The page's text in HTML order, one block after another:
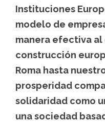
Instituciones
modelo de
manera efectiva
construcción
Roma hasta
prosperidad
solidaridad como
una sociedad